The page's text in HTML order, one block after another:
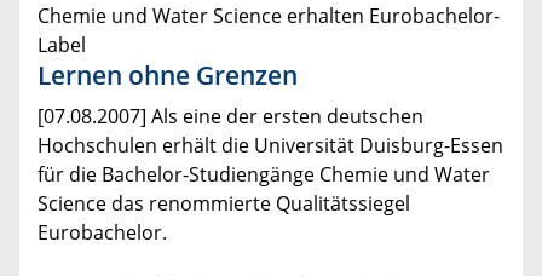
Chemie und Water Science erhalten Eurobachelor-
Label
Lernen ohne Grenzen
[07.08.2007] Als eine der ersten deutschen
Hochschulen erhält die Universität Duisburg-Essen
für die Bachelor-Studiengänge Chemie und Water
Science das renommierte Qualitätssiegel
Eurobachelor.